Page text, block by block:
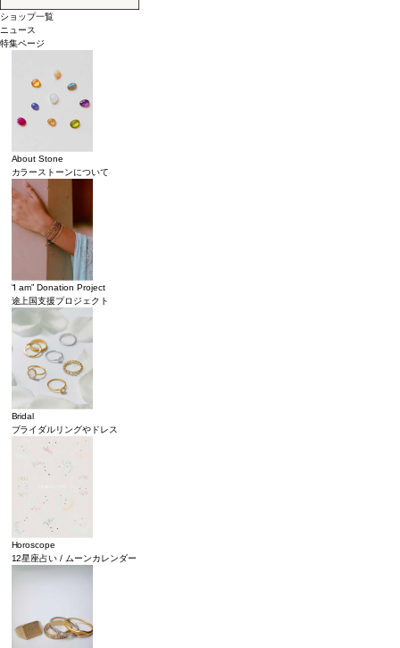
ショップ一覧
ニュース
特集ページ
About Stone
カラーストーンについて
“I am” Donation Project
途上国支援プロジェクト
Bridal
ブライダルリングやドレス
Horoscope
12星座占い / ムーンカレンダー